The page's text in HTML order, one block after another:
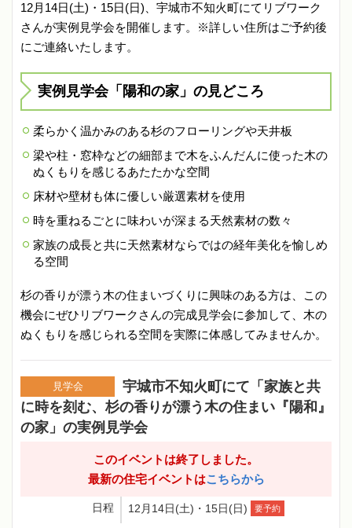
12月14日(土)・15日(日)、宇城市不知火町にてリブワーク
さんが実例見学会を開催します。※詳しい住所はご予約後
にご連絡いたします。
実例見学会「陽和の家」の見どころ
柔らかく温かみのある杉のフローリングや天井板
梁や柱・窓枠などの細部まで木をふんだんに使った木の
ぬくもりを感じるあたたかな空間
床材や壁材も体に優しい厳選素材を使用
時を重ねるごとに味わいが深まる天然素材の数々
家族の成長と共に天然素材ならではの経年美化を愉しめ
る空間
杉の香りが漂う木の住まいづくりに興味のある方は、この
機会にぜひリブワークさんの完成見学会に参加して、木の
ぬくもりを感じられる空間を実際に体感してみませんか。
宇城市不知火町にて「家族と共
に時を刻む、杉の香りが漂う木の住まい『陽和』
の家」の実例見学会
このイベントは終了しました。
最新の住宅イベントはこちらから
日程 12月14日(土)・15日(日) 要予約
見学会